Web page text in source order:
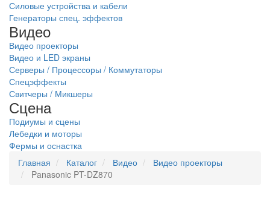
Силовые устройства и кабели
Генераторы спец. эффектов
Видео
Видео проекторы
Видео и LED экраны
Серверы / Процессоры / Коммутаторы
Спецэффекты
Свитчеры / Микшеры
Сцена
Подиумы и сцены
Лебедки и моторы
Фермы и оснастка
Главная
Каталог Видео
Видео проекторы
Panasonic PT-DZ870